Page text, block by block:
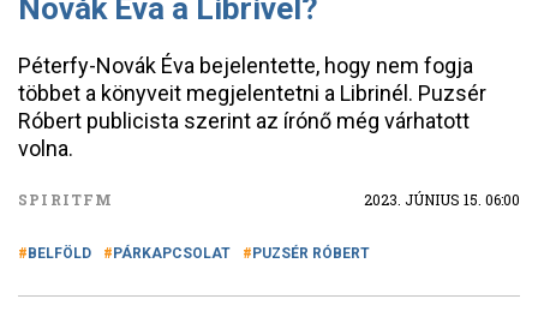
Novák Éva a Librivel?
Péterfy-Novák Éva bejelentette, hogy nem fogja
többet a könyveit megjelentetni a Librinél. Puzsér
Róbert publicista szerint az írónő még várhatott
volna.
SPIRITFM 2023. JÚNIUS 15. 06:00
BELFÖLD PÁRKAPCSOLAT PUZSÉR RÓBERT